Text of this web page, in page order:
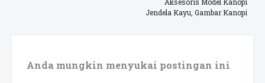
Jendela Kayu, Gambar Kanopi
Anda mungkin menyukai postingan ini